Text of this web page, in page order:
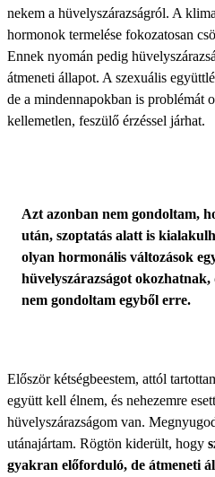
nekem a hüvelyszárazságról. A
hormonok termelése fokozatosan
Ennek nyomán pedig
átmeneti állapot. A szexuális
de a mindennapokban is problémát
kellemetlen, feszülő érzéssel járhat.
Azt azonban nem gondoltam,
után, szoptatás alatt is
olyan hormonális változások
hüvelyszárazságot okozhatnak,
nem gondoltam egyből erre.
Először kétségbeestem, attól
együtt kell élnem, és nehezemre
hüvelyszárazságom van.
utánajártam. Rögtön kiderült, hogy
gyakran előforduló, de átmeneti